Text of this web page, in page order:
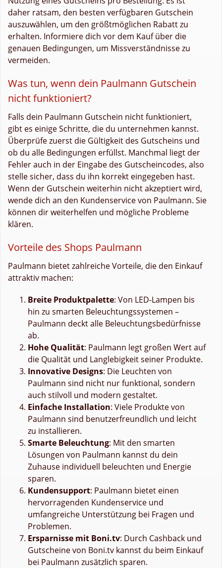
daher ratsam, den besten verfügbaren Gutschein
auszuwählen, um den größtmöglichen Rabatt zu
erhalten. Informiere dich vor dem Kauf über die
genauen Bedingungen, um Missverständnisse zu
vermeiden.
Was tun, wenn dein Paulmann Gutschein
nicht funktioniert?
Falls dein Paulmann Gutschein nicht funktioniert,
gibt es einige Schritte, die du unternehmen kannst.
Überprüfe zuerst die Gültigkeit des Gutscheins und
ob du alle Bedingungen erfüllst. Manchmal liegt der
Fehler auch in der Eingabe des Gutscheincodes, also
stelle sicher, dass du ihn korrekt eingegeben hast.
Wenn der Gutschein weiterhin nicht akzeptiert wird,
wende dich an den Kundenservice von Paulmann. Sie
können dir weiterhelfen und mögliche Probleme
klären.
Vorteile des Shops Paulmann
Paulmann bietet zahlreiche Vorteile, die den Einkauf
attraktiv machen:
Breite Produktpalette: Von LED-Lampen bis
hin zu smarten Beleuchtungssystemen –
Paulmann deckt alle Beleuchtungsbedürfnisse
ab.
Hohe Qualität: Paulmann legt großen Wert auf
die Qualität und Langlebigkeit seiner Produkte.
Innovative Designs: Die Leuchten von
Paulmann sind nicht nur funktional, sondern
auch stilvoll und modern gestaltet.
Einfache Installation: Viele Produkte von
Paulmann sind benutzerfreundlich und leicht
zu installieren.
Smarte Beleuchtung: Mit den smarten
Lösungen von Paulmann kannst du dein
Zuhause individuell beleuchten und Energie
sparen.
Kundensupport: Paulmann bietet einen
hervorragenden Kundenservice und
umfangreiche Unterstützung bei Fragen und
Problemen.
Ersparnisse mit Boni.tv: Durch Cashback und
Gutscheine von Boni.tv kannst du beim Einkauf
bei Paulmann zusätzlich sparen.